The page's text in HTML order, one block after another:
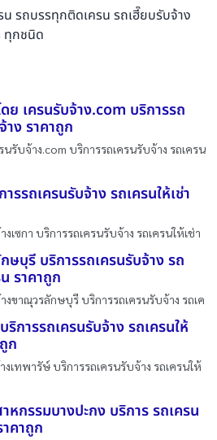
น รถบรรทุกติดเครน รถเฮี๊ยบรับจ้าง
ทุกชนิด
ย เครนรับจ้าง.com บริการรถ
าง ราคาถูก
รับจ้าง.com บริการรถเครนรับจ้าง รถเครน
รรถเครนรับจ้าง รถเครนให้เช่า
เซกา บริการรถเครนรับจ้าง รถเครนให้เช่า
บุรี บริการรถเครนรับจ้าง รถ
น ราคาถูก
งขาณุวรลักษบุรี บริการรถเครนรับจ้าง รถเค
การรถเครนรับจ้าง รถเครนให้
ก
งเทพารัษ์ บริการรถเครนรับจ้าง รถเครนให้
กรรมบางปะกง บริการ รถเครน
คาถูก